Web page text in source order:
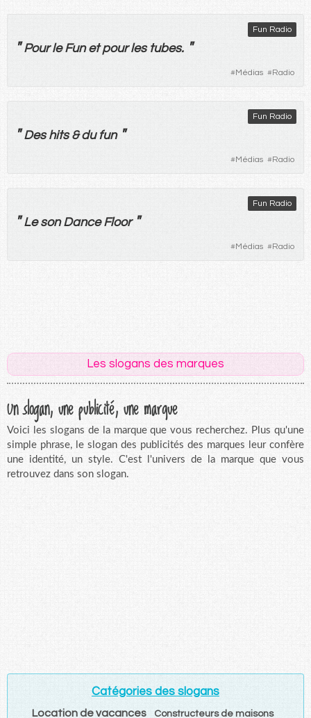
Fun Radio
" Pour le Fun et pour les tubes. "
#Médias #Radio
Fun Radio
" Des hits& du fun "
#Médias #Radio
Fun Radio
" Le sonDance Floor "
#Médias #Radio
Les slogans des marques
Un slogan, une publicité, une marque
Voici les slogans de la marque que vous recherchez. Plus qu'une
simple phrase, le slogan des publicités des marques leur confère
une identité, un style. C'est l'univers de la marque que vous
retrouvez dans son slogan.
Catégories des slogans
Location de vacances Constructeurs de maisons